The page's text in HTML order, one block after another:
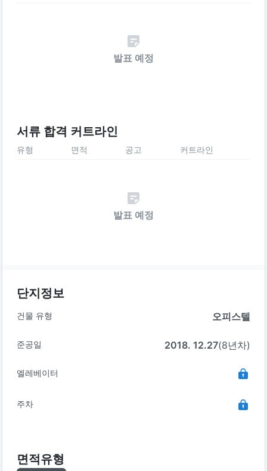
발표 예정
서류 합격 커트라인
유형 면적 공고 커트라인
발표 예정
단지정보
건물 유형 오피스텔
준공일 2018. 12.27(8년차)
엘레베이터
주차
면적유형